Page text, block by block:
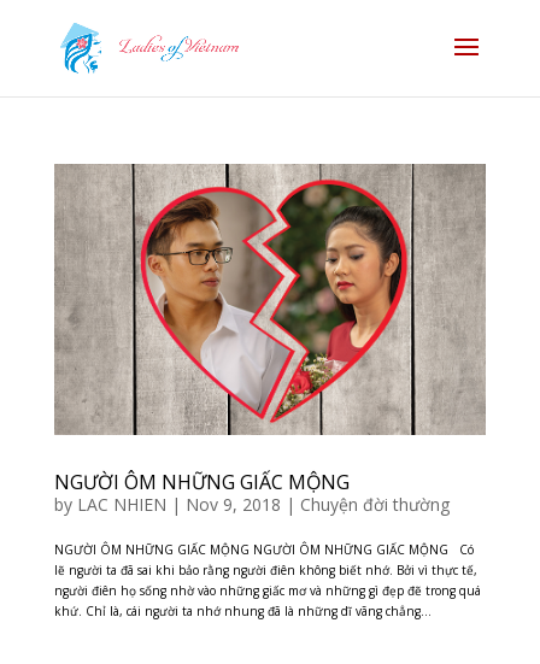
NGƯỜI ÔM NHỮNG GIẤC MỘNG
by LAC NHIEN | Nov 9, 2018 | Chuyện đời thường
NGƯỜI ÔM NHỮNG GIẤC MỘNG NGƯỜI ÔM NHỮNG GIẤC MỘNG Có
lẽ người ta đã sai khi bảo rằng người điên không biết nhớ. Bởi vì thực tế,
người điên họ sống nhờ vào những giấc mơ và những gì đẹp đẽ trong quá
khứ. Chỉ là, cái người ta nhớ nhung đã là những dĩ vãng chẳng...